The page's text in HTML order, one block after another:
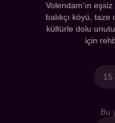
Volendam'ın
balıkçı köyü,
kültürle dolu
için
15
Bu